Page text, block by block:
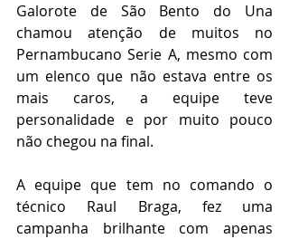
Galorote de São Bento do Una
chamou atenção de muitos no
Pernambucano Serie A, mesmo com
um elenco que não estava entre os
mais caros, a equipe teve
personalidade e por muito pouco
não chegou na final.
A equipe que tem no comando o
técnico Raul Braga, fez uma
campanha brilhante com apenas